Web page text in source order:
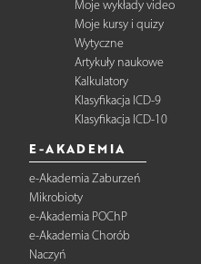
Moje wykłady video
Moje kursy i quizy
Wytyczne
Artykuły naukowe
Kalkulatory
Klasyfikacja ICD-9
Klasyfikacja ICD-10
E-AKADEMIA
e-Akademia Zaburzeń
Mikrobioty
e-Akademia POChP
e-Akademia Chorób
Naczyń